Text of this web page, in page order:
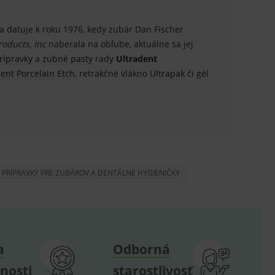
datuje k roku 1976, kedy zubár Dan Fischer
Incnaberala na obľube, aktuálne sa jej
a zubné pasty rady Ultradent
Porcelain Etch, retrakčné vlákno Ultrapak či gél
PRE ZUBÁROV A DENTÁLNE HYGIENIČKY
Odborná
starostlivosť
analytics.
předvoleb pro
webu používá